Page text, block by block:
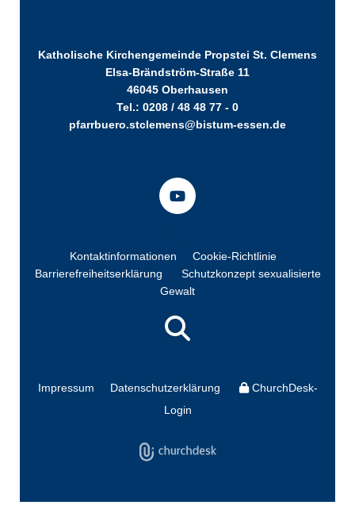
Katholische Kirchengemeinde Propstei St. Clemens
Elsa-Brändström-Straße 11
46045 Oberhausen
Tel.: 0208 / 48 48 77 - 0
pfarrbuero.stclemens@bistum-essen.de
Kontaktinformationen
Cookie-Richtlinie
Barrierefreiheitserklärung
Schutzkonzept sexualisierte
Gewalt
Impressum Datenschutzerklärung
ChurchDesk-
Login